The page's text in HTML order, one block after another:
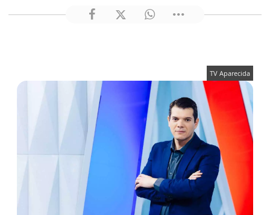
TV Aparecida